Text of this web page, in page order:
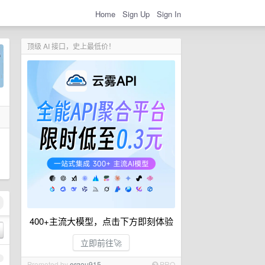
Home Sign Up Sign In
顶级 AI 接口，史上最低价！
400+主流大模型，点击下方即刻体验
立即前往🚀